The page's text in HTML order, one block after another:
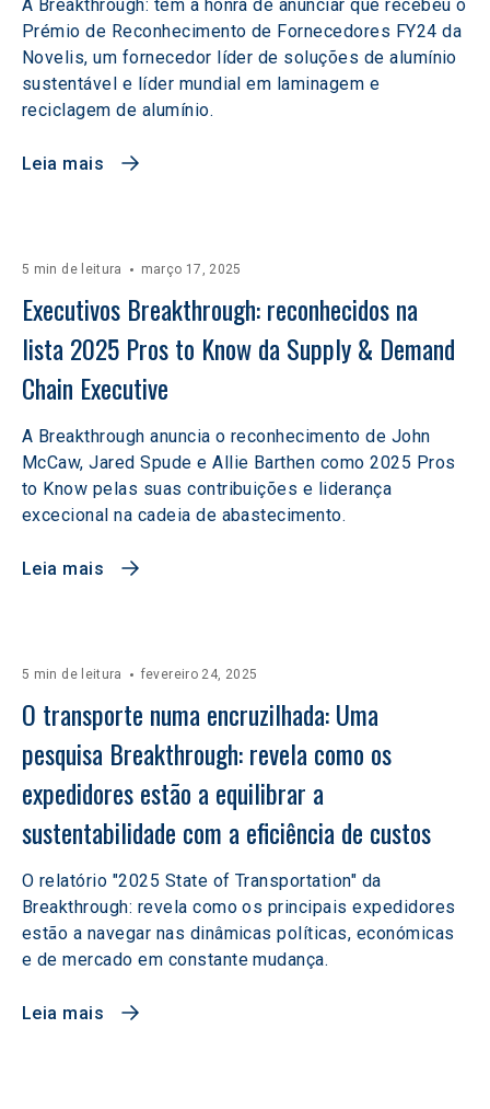
A Breakthrough: tem a honra de anunciar que recebeu o
Prémio de Reconhecimento de Fornecedores FY24 da
Novelis, um fornecedor líder de soluções de alumínio
sustentável e líder mundial em laminagem e
reciclagem de alumínio.
Leia mais
5 min de leitura março 17, 2025
Executivos Breakthrough: reconhecidos na
lista 2025 Pros to Know da Supply & Demand
Chain Executive
A Breakthrough anuncia o reconhecimento de John
McCaw, Jared Spude e Allie Barthen como 2025 Pros
to Know pelas suas contribuições e liderança
excecional na cadeia de abastecimento.
Leia mais
5 min de leitura fevereiro 24, 2025
O transporte numa encruzilhada: Uma
pesquisa Breakthrough: revela como os
expedidores estão a equilibrar a
sustentabilidade com a eficiência de custos
O relatório "2025 State of Transportation" da
Breakthrough: revela como os principais expedidores
estão a navegar nas dinâmicas políticas, económicas
e de mercado em constante mudança.
Leia mais